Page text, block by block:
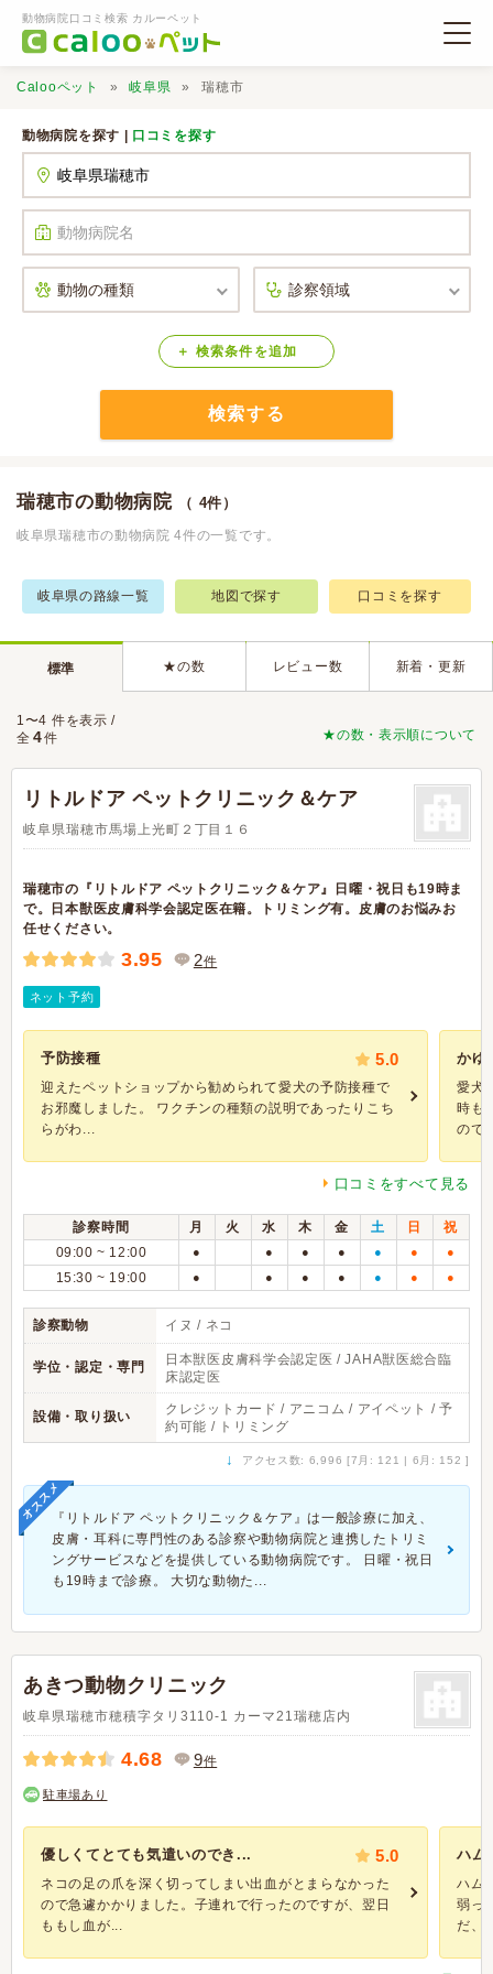
動物病院口コミ検索 カルーペット
口コミ検索
Calooペットとは？
Calooペット 岐阜県 瑞穂市
動物病院を探す | 口コミを探す
検索条件 を追加
検索する
瑞穂市の動物病院 （ 4件）
岐阜県瑞穂市の動物病院 4件の一覧です。
岐阜県の路線一覧 地図で探す 口コミを探す
標準 ★の数 レビュー数 新着・更新
★の数・表示順について
1〜4 件を表示 /
全 4件
リトルドア ペットクリニック＆ケア
岐阜県瑞穂市馬場上光町２丁目１６
瑞穂市の『リトルドア ペットクリニック＆ケア』日曜・祝日も19時ま
で。日本獣医皮膚科学会認定医在籍。トリミング有。皮膚のお悩みお
任せください。
3.95 2件
ネット予約
予防接種 5.0
迎えたペットショップから勧められて愛犬の予防接種で
お邪魔しました。 ワクチンの種類の説明であったりこち
らがわ...
かゆ
愛犬
時も
ので
口コミをすべて見る
診察時間 月 火 水 木 金 土 日
祝
09:00 ~ 12:00
● ● ● ● ● ● ●
15:30 ~ 19:00 ● ● ● ● ● ● ●
診察動物 イヌ / ネコ
学位・認定・専門
日本獣医皮膚科学会認定医 / JAHA獣医総合臨
床認定医
設備・取り扱い
クレジットカード / アニコム / アイペット / 予
約可能 / トリミング
↓ アクセス数: 6,996 [7月: 121 | 6月: 152 ]
オススメ『リトルドア ペットクリニック＆ケア』は一般診療に加え、
皮膚・耳科に専門性のある診察や動物病院と連携したトリミ
ングサービスなどを提供している動物病院です。 日曜・祝日
も19時まで診療。 大切な動物た...
あきつ動物クリニック
岐阜県瑞穂市穂積字タリ3110-1 カーマ21瑞穂店内
4.68 9件
駐車場あり
優しくてとても気遣いのでき... 5.0
ネコの足の爪を深く切ってしまい出血がとまらなかった
ので急遽かかりました。子連れで行ったのですが、翌日
ももし血が...
ハム
ハム
弱っ
だ、